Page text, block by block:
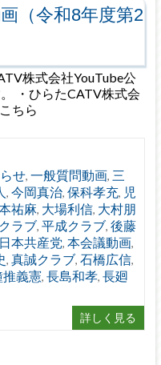
（令和8年度第2
株式会社YouTube公
・ひらたCATV株式会
ちら
せ, 一般質問動画, 三
, 今岡真治, 保科孝充, 児
祐麻, 大場利信, 大村朋
ラブ, 平成クラブ, 後藤
日本共産党, 本会議動画,
, 真誠クラブ, 石橋広信,
推義憲, 長島和孝, 長廻
詳しく見る